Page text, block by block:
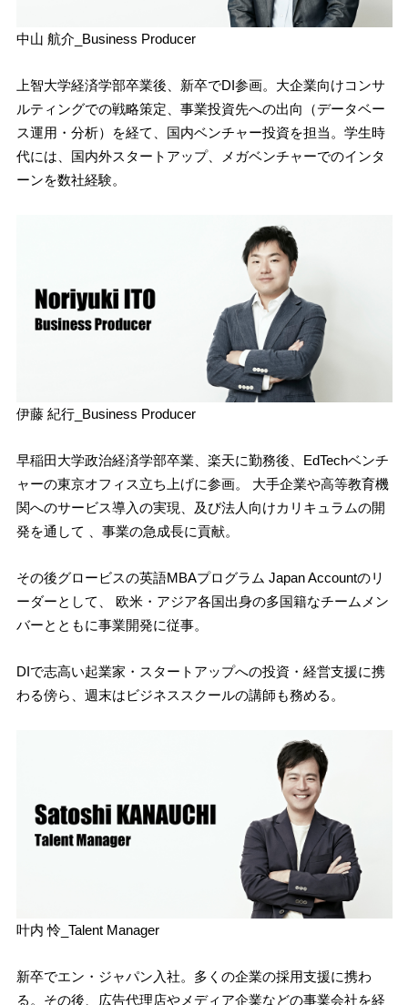
中山 航介_Business Producer
上智大学経済学部卒業後、新卒でDI参画。大企業向けコンサ
ルティングでの戦略策定、事業投資先への出向（データベー
ス運用・分析）を経て、国内ベンチャー投資を担当。学生時
代には、国内外スタートアップ、メガベンチャーでのインタ
ーンを数社経験。
伊藤 紀行_Business Producer
早稲田大学政治経済学部卒業、楽天に勤務後、EdTechベンチ
ャーの東京オフィス立ち上げに参画。 大手企業や高等教育機
関へのサービス導入の実現、及び法人向けカリキュラムの開
発を通して 、事業の急成長に貢献。
その後グロービスの英語MBAプログラム Japan Accountのリ
ーダーとして、 欧米・アジア各国出身の多国籍なチームメン
バーとともに事業開発に従事。
DIで志高い起業家・スタートアップへの投資・経営支援に携
わる傍ら、週末はビジネススクールの講師も務める。
叶内 怜_Talent Manager
新卒でエン・ジャパン入社。多くの企業の採用支援に携わ
る。その後、広告代理店やメディア企業などの事業会社を経